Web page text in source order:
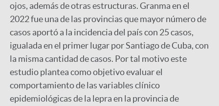
ojos, además de otras estructuras. Granma en el
2022 fue una de las provincias que mayor número de
casos aportó a la incidencia del país con 25 casos,
igualada en el primer lugar por Santiago de Cuba, con
la misma cantidad de casos. Por tal motivo este
estudio plantea como objetivo evaluar el
comportamiento de las variables clínico
epidemiológicas de la lepra en la provincia de